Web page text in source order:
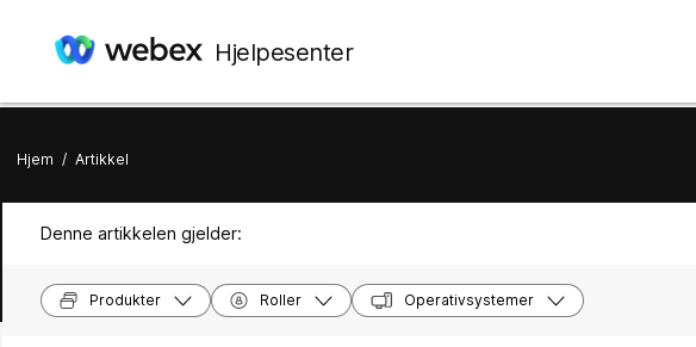
Hjelpesenter
Hjem / Artikkel
Denne artikkelen gjelder:
Produkter Roller Operativsystemer